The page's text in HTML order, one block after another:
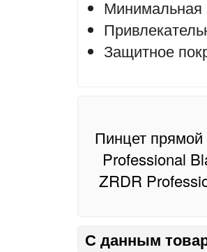
Минимальная
Защитное
Пинцет
Professional
ZRDR
С данным